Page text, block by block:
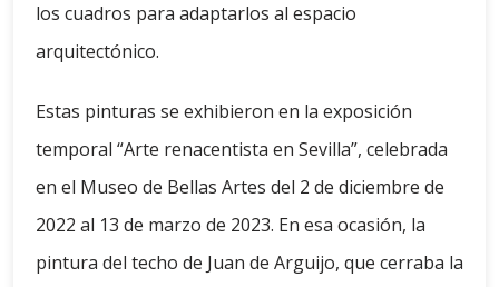
los cuadros para adaptarlos al espacio
arquitectónico.
Estas pinturas se exhibieron en la exposición
temporal “Arte renacentista en Sevilla”, celebrada
en el Museo de Bellas Artes del 2 de diciembre de
2022 al 13 de marzo de 2023. En esa ocasión, la
pintura del techo de Juan de Arguijo, que cerraba la